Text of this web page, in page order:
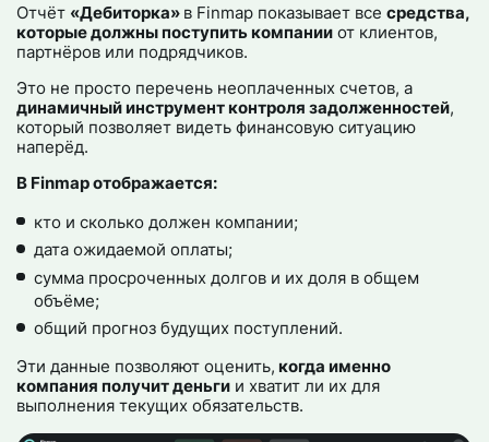
Отчёт «Дебиторка» в Finmap показывает всесредства,
которые должны поступить компании от клиентов,
партнёров или подрядчиков.
Это не просто перечень неоплаченных счетов, а
динамичный инструмент контроля задолженностей,
который позволяет видеть финансовую ситуацию
наперёд.
В Finmap отображается:
кто и сколько должен компании;
дата ожидаемой оплаты;
сумма просроченных долгов и их доля в общем
объёме;
общий прогноз будущих поступлений.
Эти данные позволяют оценить, когда именно
компания получит деньги и хватит ли их для
выполнения текущих обязательств.